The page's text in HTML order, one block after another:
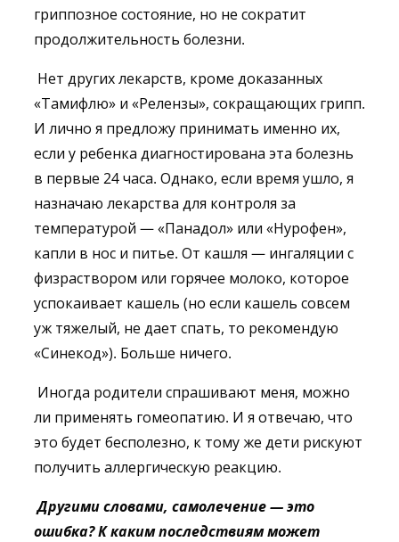
гриппозное состояние, но не сократит
продолжительность болезни.
Нет других лекарств, кроме доказанных
«Тамифлю» и «Релензы», сокращающих грипп.
И лично я предложу принимать именно их,
если у ребенка диагностирована эта болезнь
в первые 24 часа. Однако, если время ушло, я
назначаю лекарства для контроля за
температурой — «Панадол» или «Нурофен»,
капли в нос и питье. От кашля — ингаляции с
физраствором или горячее молоко, которое
успокаивает кашель (но если кашель совсем
уж тяжелый, не дает спать, то рекомендую
«Синекод»). Больше ничего.
Иногда родители спрашивают меня, можно
ли применять гомеопатию. И я отвечаю, что
это будет бесполезно, к тому же дети рискуют
получить аллергическую реакцию.
Другими словами, самолечение — это
ошибка? К каким последствиям может